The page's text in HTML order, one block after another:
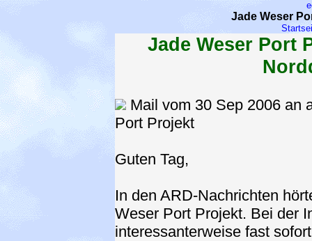
Jade Weser
Jade Weser Port
Mail vom 30 Sep 2006 an
Port Projekt
Guten Tag,
In den ARD-Nachrichten
Weser Port Projekt. Bei der
interessanterweise fast